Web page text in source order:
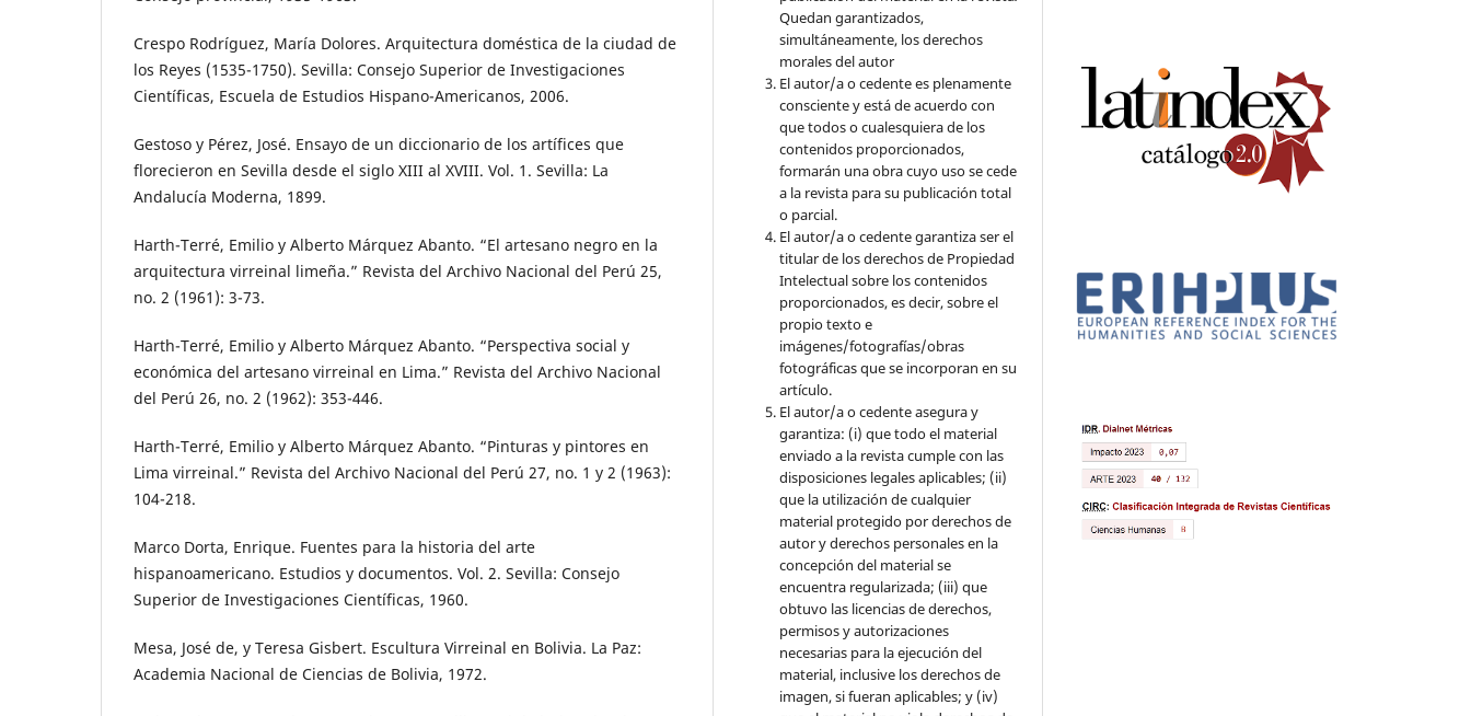
Crespo Rodríguez, María Dolores. Arquitectura doméstica de la ciudad de
los Reyes (1535-1750). Sevilla: Consejo Superior de Investigaciones
Científicas, Escuela de Estudios Hispano-Americanos, 2006.
Gestoso y Pérez, José. Ensayo de un diccionario de los artífices que
florecieron en Sevilla desde el siglo XIII al XVIII. Vol. 1. Sevilla: La
Andalucía Moderna, 1899.
Harth-Terré, Emilio y Alberto Márquez Abanto. “El artesano negro en la
arquitectura virreinal limeña.” Revista del Archivo Nacional del Perú 25,
no. 2 (1961): 3-73.
Harth-Terré, Emilio y Alberto Márquez Abanto. “Perspectiva social y
económica del artesano virreinal en Lima.” Revista del Archivo Nacional
del Perú 26, no. 2 (1962): 353-446.
Harth-Terré, Emilio y Alberto Márquez Abanto. “Pinturas y pintores en
Lima virreinal.” Revista del Archivo Nacional del Perú 27, no. 1 y 2 (1963):
104-218.
Marco Dorta, Enrique. Fuentes para la historia del arte
hispanoamericano. Estudios y documentos. Vol. 2. Sevilla: Consejo
Superior de Investigaciones Científicas, 1960.
Mesa, José de, y Teresa Gisbert. Escultura Virreinal en Bolivia. La Paz:
Academia Nacional de Ciencias de Bolivia, 1972.
Quedan garantizados,
simultáneamente, los derechos
morales del autor
El autor/a o cedente es plenamente
consciente y está de acuerdo con
que todos o cualesquiera de los
contenidos proporcionados,
formarán una obra cuyo uso se cede
a la revista para su publicación total
o parcial.
El autor/a o cedente garantiza ser el
titular de los derechos de Propiedad
Intelectual sobre los contenidos
proporcionados, es decir, sobre el
propio texto e
imágenes/fotografías/obras
fotográficas que se incorporan en su
artículo.
El autor/a o cedente asegura y
garantiza: (i) que todo el material
enviado a la revista cumple con las
disposiciones legales aplicables; (ii)
que la utilización de cualquier
material protegido por derechos de
autor y derechos personales en la
concepción del material se
encuentra regularizada; (iii) que
obtuvo las licencias de derechos,
permisos y autorizaciones
necesarias para la ejecución del
material, inclusive los derechos de
imagen, si fueran aplicables; y (iv)